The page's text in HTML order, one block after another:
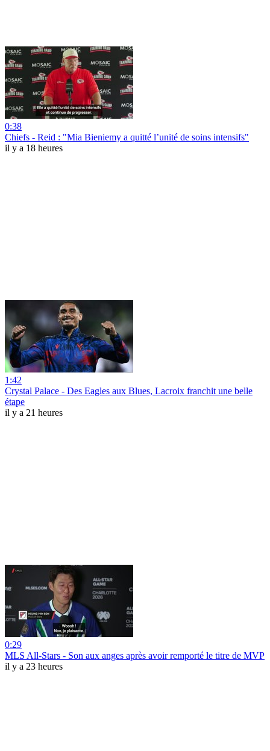
0:38
Chiefs - Reid : "Mia Bieniemy a quitté l’unité de soins intensifs"
il y a 18 heures
1:42
Crystal Palace - Des Eagles aux Blues, Lacroix franchit une belle
étape
il y a 21 heures
0:29
MLS All-Stars - Son aux anges après avoir remporté le titre de MVP
il y a 23 heures